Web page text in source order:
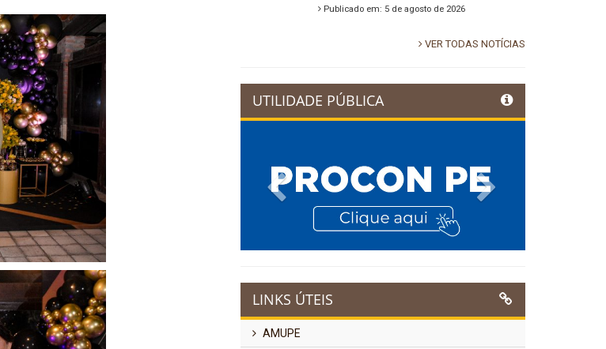
Publicado em: 5 de agosto de 2026
VER TODAS NOTÍCIAS
UTILIDADE PÚBLICA
Previous
LINKS ÚTEIS
AMUPE